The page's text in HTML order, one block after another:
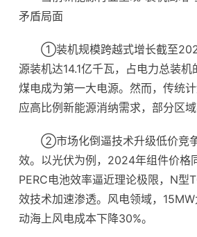
矛盾局面
①装机规模跨越式增长截至
源装机达14.1亿千瓦，占电力总装
煤电成为第一大电源。然而，传统
应高比例新能源消纳需求，部分区域
②市场化倒逼技术升级低价竞
效。以光伏为例，2024年组件价格
PERC电池效率逼近理论极限，N型
效技术加速渗透。风电领域，
动海上风电成本下降30%。